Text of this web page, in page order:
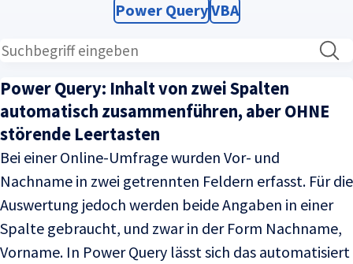
Filter
Power QueryFilter
VBA
Power Query: Inhalt von zwei Spalten
automatisch zusammenführen, aber OHNE
störende Leertasten
Bei einer Online-Umfrage wurden Vor- und
Nachname in zwei getrennten Feldern erfasst. Für die
Auswertung jedoch werden beide Angaben in einer
Spalte gebraucht, und zwar in der Form Nachname,
Vorname. In Power Query lässt sich das automatisiert